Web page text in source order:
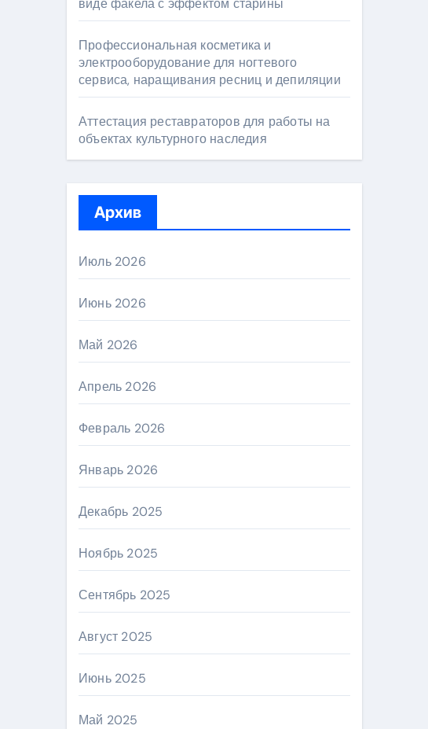
виде факела с эффектом старины
Профессиональная косметика и
электрооборудование для ногтевого
сервиса, наращивания ресниц и депиляции
Аттестация реставраторов для работы на
объектах культурного наследия
Архив
Июль 2026
Июнь 2026
Май 2026
Апрель 2026
Февраль 2026
Январь 2026
Декабрь 2025
Ноябрь 2025
Сентябрь 2025
Август 2025
Июнь 2025
Май 2025